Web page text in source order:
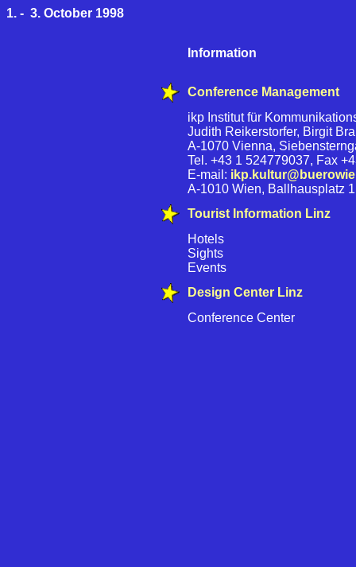
1. - 3. October 1998
Information
Conference Management
ikp Institut für
Judith Reikerstorfer, Birgit
A-1070 Vienna,
Tel. +43 1 524779037, Fax
E-mail:
A-1010 Wien, Ballhausplatz 1
Tourist Information Linz
Hotels
Sights
Events
Design Center Linz
Conference Center